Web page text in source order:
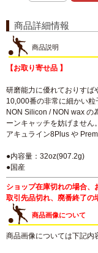
商品詳細情報
商品説明
【お取り寄せ品 】
研磨能力に優れておりすば
10,000番の非常に細かい粒
NON Silicon / NON wax の
ーンキャッチを妨げません。
アキュライン8Plus や
●内容量：32oz(907.2g)
●国産
ショップ在庫切れの場合、
取引先品切れ、廃番終了の
商品画像について
商品画像については下記内